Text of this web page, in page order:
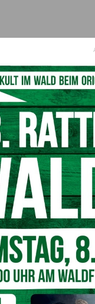
unter04282 / 2077
– Bestellungen